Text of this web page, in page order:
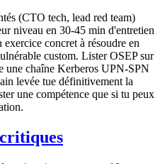
(CTO tech, lead red team)
niveau en 30-45 min d'entretien
concret à résoudre en
custom. Lister OSEP sur
une chaîne Kerberos UPN-SPN
levée tue définitivement la
une compétence que si tu peux